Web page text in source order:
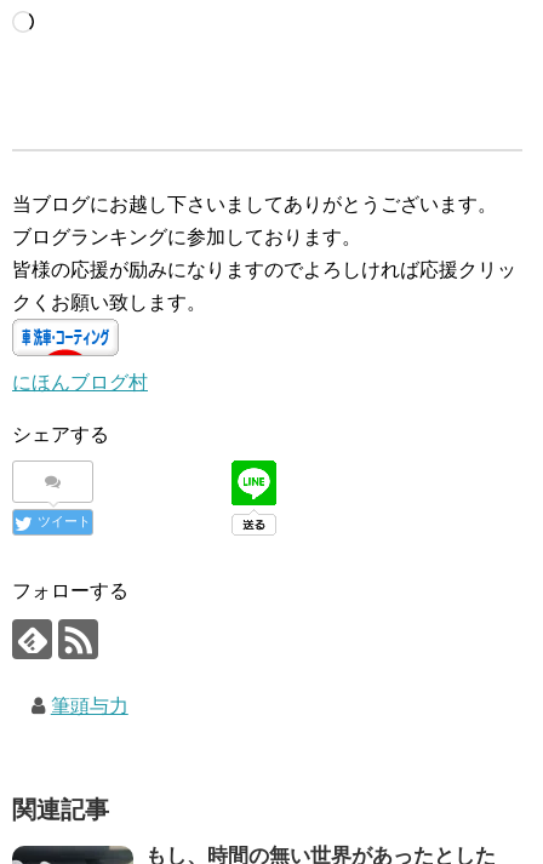
読
中…
当ブログにお越し下さいましてありがとうございます。
ブログランキングに参加しております。
皆様の応援が励みになりますのでよろしければ応援クリッ
クくお願い致します。
にほんブログ村
シェアする
ツイート
フォローする
筆頭与力
関連記事
もし、時間の無い世界があったとした